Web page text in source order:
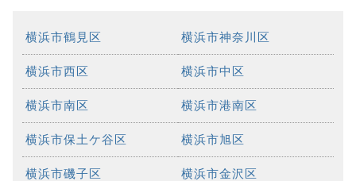
横浜市鶴見区 横浜市神奈川区
横浜市西区 横浜市中区
横浜市南区 横浜市港南区
横浜市保土ケ谷区 横浜市旭区
横浜市磯子区 横浜市金沢区